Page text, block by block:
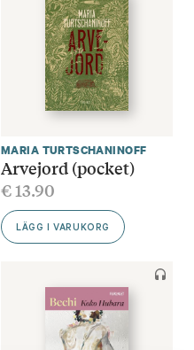
MARIA TURTSCHANINOFF
Arvejord (pocket)
€13.90
LÄGG I VARUKORG